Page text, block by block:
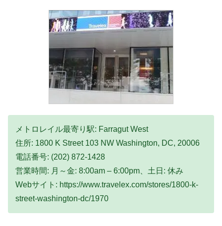
メトロレイル最寄り駅: Farragut West
住所: 1800 K Street 103 NW Washington, DC, 20006
電話番号: (202) 872-1428
営業時間: 月～金: 8:00am – 6:00pm、土日: 休み
Webサイト: https://www.travelex.com/stores/1800-k-
street-washington-dc/1970